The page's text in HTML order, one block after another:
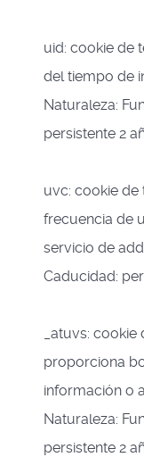
uid: cookie de
del tiempo de
Naturaleza:
persistente 2
uvc: cookie de
frecuencia de
servicio de
Caducidad:
_atuvs:
proporciona
información o
Naturaleza:
persistente 2